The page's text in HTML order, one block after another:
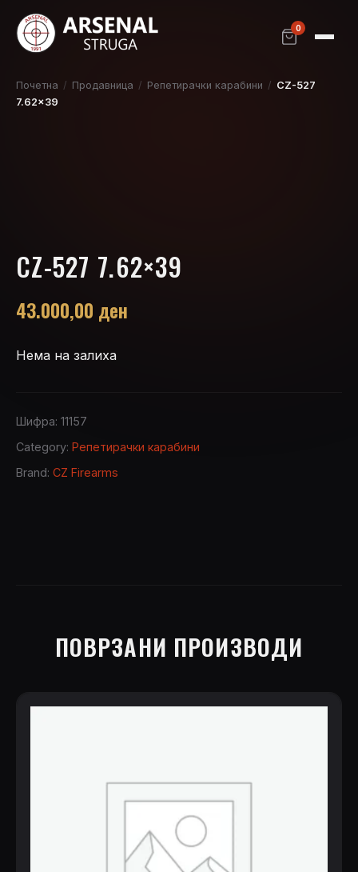
0
Почетна / Продавница / Репетирачки карабини / CZ-527
7.62×39
CZ-527 7.62×39
43.000,00 ден
Нема на залиха
Шифра: 11157
Category: Репетирачки карабини
Brand: CZ Firearms
ПОВРЗАНИ ПРОИЗВОДИ